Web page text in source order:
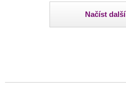
Načíst další